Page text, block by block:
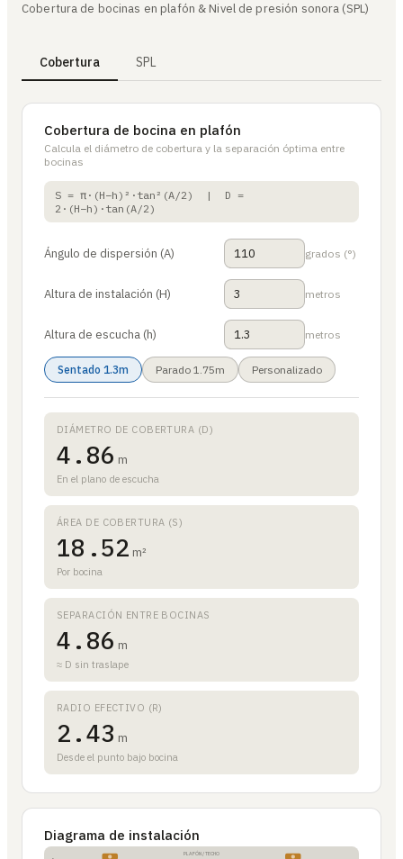
Cobertura de bocinas en plafón & Nivel de presión sonora (SPL)
Cobertura SPL
Cobertura de bocina en plafón
Calcula el diámetro de cobertura y la separación óptima entre
bocinas
S = π·(H−h)²·tan²(A/2) | D =
2·(H−h)·tan(A/2)
Ángulo de dispersión (A) grados (°)
Altura de instalación (H) metros
Altura de escucha (h) metros
Sentado 1.3m Parado 1.75m Personalizado
DIÁMETRO DE COBERTURA (D)
4.86 m
En el plano de escucha
ÁREA DE COBERTURA (S)
18.52 m²
Por bocina
SEPARACIÓN ENTRE BOCINAS
4.86 m
≈ D sin traslape
RADIO EFECTIVO (R)
2.43 m
Desde el punto bajo bocina
Diagrama de instalación
PLAFÓN / TECHO